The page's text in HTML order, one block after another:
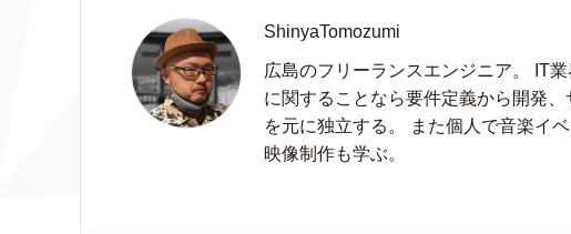
ShinyaTomozumi
広島のフリーランスエンジニア。 IT
に関することなら要件定義から開発
を元に独立する。 また個人で音楽イ
映像制作も学ぶ。